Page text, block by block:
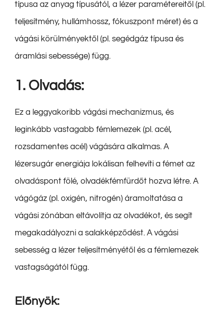
típusa az anyag típusától, a lézer paramétereitől (pl.
teljesítmény, hullámhossz, fókuszpont méret) és a
vágási körülményektől (pl. segédgáz típusa és
áramlási sebessége) függ.
1. Olvadás:
Ez a leggyakoribb vágási mechanizmus, és
leginkább vastagabb fémlemezek (pl. acél,
rozsdamentes acél) vágására alkalmas. A
lézersugár energiája lokálisan felhevíti a fémet az
olvadáspont fölé, olvadékfémfürdőt hozva létre. A
vágógáz (pl. oxigén, nitrogén) áramoltatása a
vágási zónában eltávolítja az olvadékot, és segít
megakadályozni a salakképződést. A vágási
sebesség a lézer teljesítményétől és a fémlemezek
vastagságától függ.
Előnyök: